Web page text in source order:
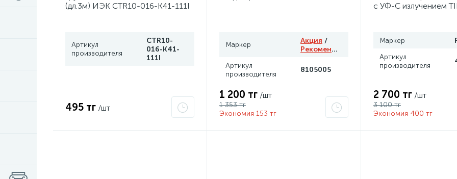
(дл.3м) ИЭК CTR10-016-K41-111I
Артикул
производителя
CTR10-
016-K41-
111I
495 тг /шт
Маркер Акция /
Рекомендуем
Артикул
производителя
8105005
1 200 тг /шт
1 353 тг
Экономия 153 тг
с УФ-С излучением
Маркер
Артикул
производителя
2 700 тг /шт
3 100 тг
Экономия 400 тг